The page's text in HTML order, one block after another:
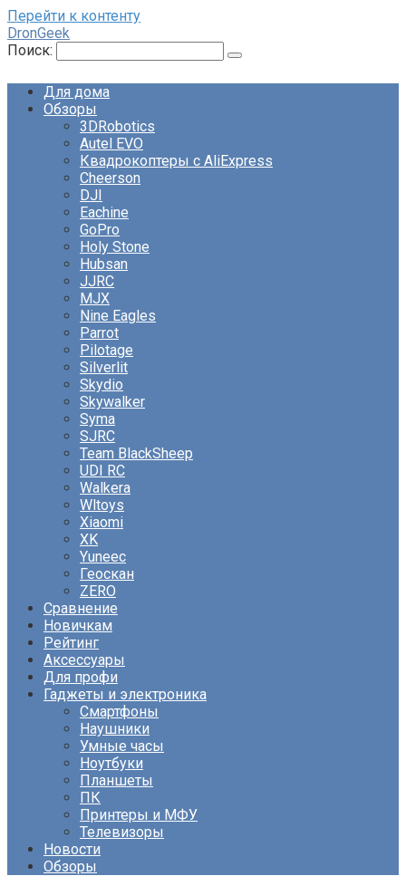
Перейти к контенту
DronGeek
Поиск:
Для дома
Обзоры
3DRobotics
Autel EVO
Квадрокоптеры с AliExpress
Cheerson
DJI
Eachine
GoPro
Holy Stone
Hubsan
JJRC
MJX
Nine Eagles
Parrot
Pilotage
Silverlit
Skydio
Skywalker
Syma
SJRC
Team BlackSheep
UDI RC
Walkera
Wltoys
Xiaomi
XK
Yuneec
Геоскан
ZERO
Сравнение
Новичкам
Рейтинг
Аксессуары
Для профи
Гаджеты и электроника
Смартфоны
Наушники
Умные часы
Ноутбуки
Планшеты
ПК
Принтеры и МФУ
Телевизоры
Новости
Обзоры